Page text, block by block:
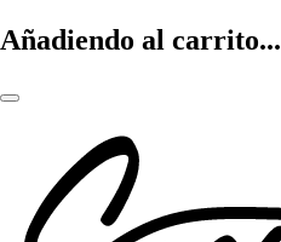
Añadiendo al carrito...